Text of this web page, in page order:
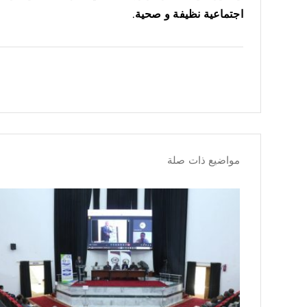
اجتماعية نظيفة و صحية.
مواضيع ذات صلة